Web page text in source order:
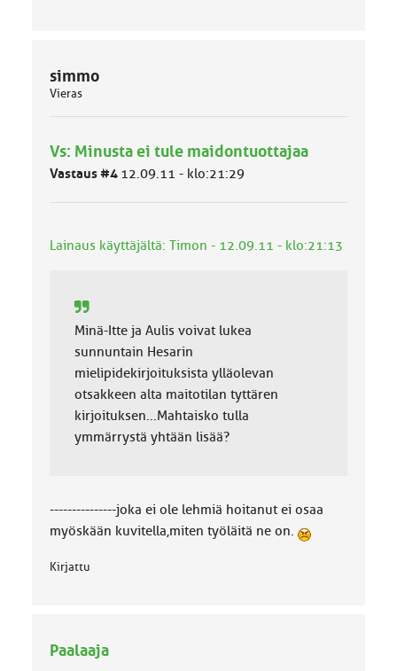
simmo
Vieras
Vs: Minusta ei tule maidontuottajaa
Vastaus #4 12.09.11 - klo:21:29
Lainaus käyttäjältä: Timon - 12.09.11 - klo:21:13
Minä-Itte ja Aulis voivat lukea
sunnuntain Hesarin
mielipidekirjoituksista ylläolevan
otsakkeen alta maitotilan tyttären
kirjoituksen...Mahtaisko tulla
ymmärrystä yhtään lisää?
---------------joka ei ole lehmiä hoitanut ei osaa
myöskään kuvitella,miten työläitä ne on.
Kirjattu
Paalaaja